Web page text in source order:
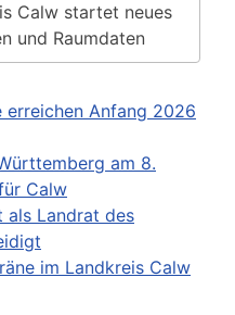
Calw startet neues
und Raumdaten
erreichen Anfang 2026
am 8.
Calw
als Landrat des
im Landkreis Calw